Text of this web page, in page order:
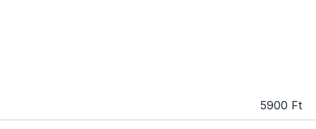
5900 Ft